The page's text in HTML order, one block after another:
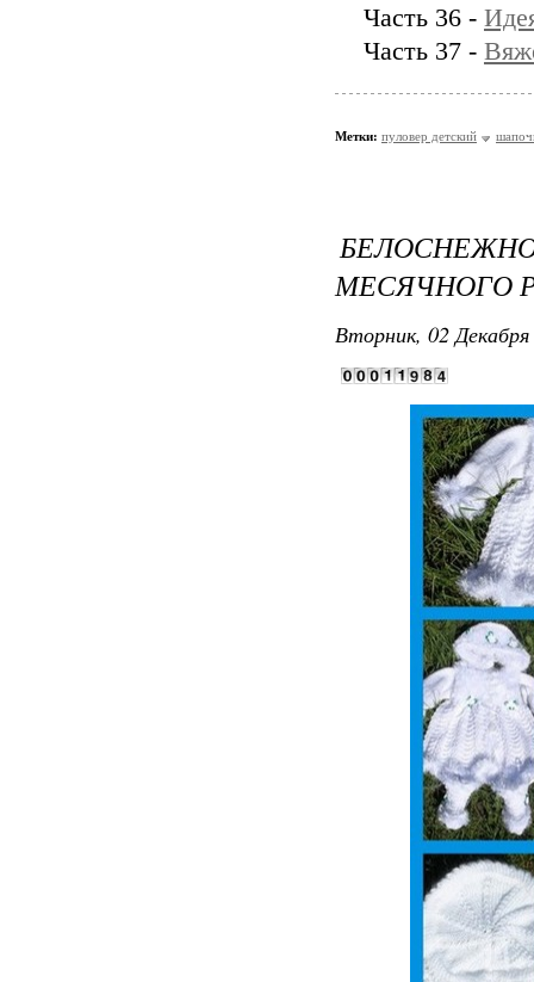
Часть 36 -
Часть 37 -
Метки: пуловер детский
МЕСЯЧНОГО
Вторник, 02